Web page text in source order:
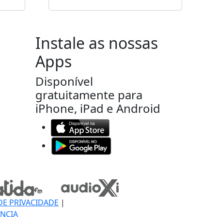
Instale as nossas
Apps
Disponível
gratuitamente para
iPhone, iPad e Android
PRIVACIDADE |